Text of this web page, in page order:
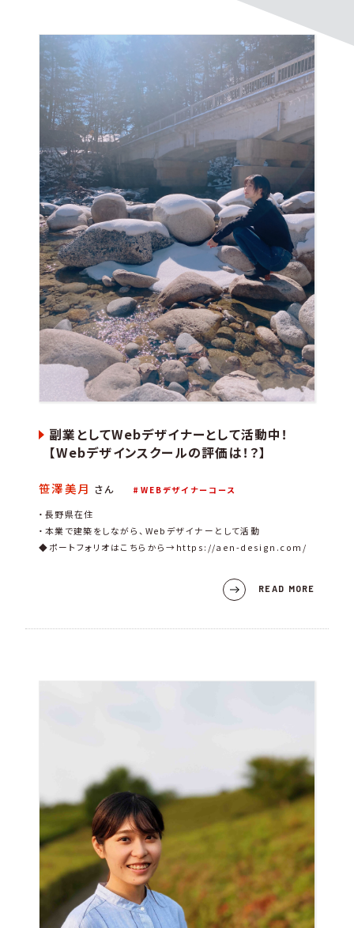
副業としてWebデザイナーとして活動中！
【Webデザインスクールの評価は！？】
笹澤美月 さん WEBデザイナーコース
・長野県在住
・本業で建築をしながら、Webデザイナーとして活動
◆ポートフォリオはこちらから→https://aen-design.com/
READ MORE